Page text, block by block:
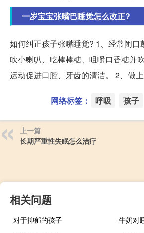
一岁宝宝张嘴巴睡觉怎么改正?
如何纠正孩子张嘴睡觉? 1、经常闭口
吹小喇叭、吃棒棒糖、咀嚼口香糖并
运动促进口腔、牙齿的清洁。 2、做上
网络标签： 呼吸 孩子
上一篇
长期严重性失眠怎么治疗
相关问题
对于抑郁的孩子
牛奶对